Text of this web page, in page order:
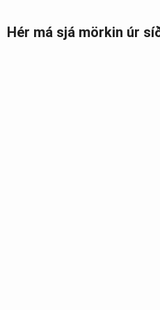
Hér má sjá mörkin úr